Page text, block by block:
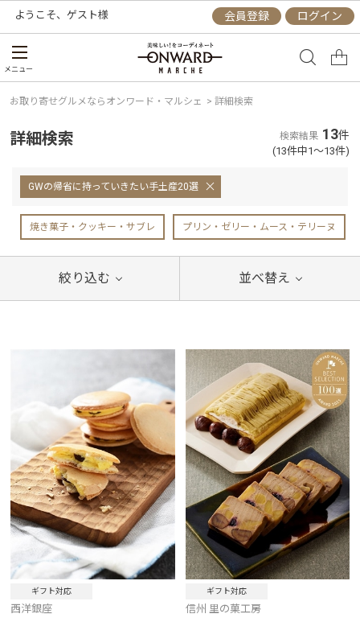
ようこそ、 ゲスト様 会員登録 ログイン
メニュー
お取り寄せグルメならオンワード・マルシェ > 詳細検索
詳細検索 検索結果 13件
(13件中1～13件)
GWの帰省に持っていきたい手土産20選
焼き菓子・クッキー・サブレ プリン・ゼリー・ムース・テリーヌ
絞り込む 並べ替え
ギフト対応
西洋銀座
ギフト対応
信州 里の菓工房